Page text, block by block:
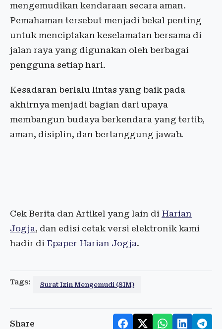
mengemudikan kendaraan secara aman.
Pemahaman tersebut menjadi bekal penting
untuk menciptakan keselamatan bersama di
jalan raya yang digunakan oleh berbagai
pengguna setiap hari.
Kesadaran berlalu lintas yang baik pada
akhirnya menjadi bagian dari upaya
membangun budaya berkendara yang tertib,
aman, disiplin, dan bertanggung jawab.
Cek Berita dan Artikel yang lain di Harian
Jogja, dan edisi cetak versi elektronik kami
hadir di Epaper Harian Jogja.
Tags: Surat Izin Mengemudi (SIM)
Share